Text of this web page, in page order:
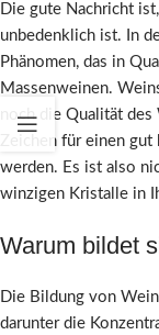
Die gute Nachricht
unbedenklich ist. In
Phänomen, das in
Massenweinen.
noch die Qualität
Zeichen für einen
werden. Es ist also
winzigen Kristalle in
Warum bildet
Die Bildung von
darunter die